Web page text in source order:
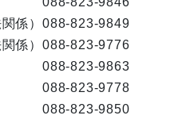
係） 088-823-9849
係） 088-823-9776
088-823-9863
088-823-9778
088-823-9850